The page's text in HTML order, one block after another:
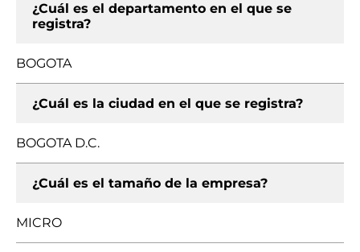
¿Cuál es el departamento en el que se
registra?
BOGOTA
¿Cuál es la ciudad en el que se registra?
BOGOTA D.C.
¿Cuál es el tamaño de la empresa?
MICRO